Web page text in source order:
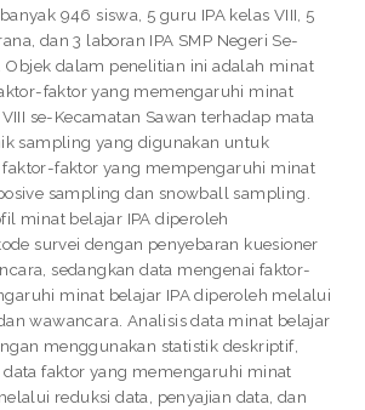
946 siswa, 5 guru IPA kelas VIII, 5
dan 3 laboran IPA SMP Negeri Se-
Objek dalam penelitian ini adalah minat
faktor yang memengaruhi minat
se-Kecamatan Sawan terhadap mata
sampling yang digunakan untuk
faktor-faktor yang mempengaruhi minat
sampling dan snowball sampling.
minat belajar IPA diperoleh
survei dengan penyebaran kuesioner
sedangkan data mengenai faktor-
minat belajar IPA diperoleh melalui
wawancara. Analisis data minat belajar
menggunakan statistik deskriptif,
data faktor yang memengaruhi minat
reduksi data, penyajian data, dan